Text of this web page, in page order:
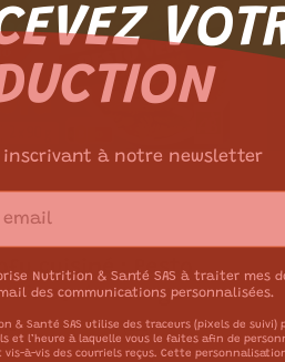
cuisiné : Pesto
de courge
(111)
inscrivant à notre newsletter
Nutrition & Santé SAS à traiter mes
des communications personnalisées.
& Santé SAS utilise des traceurs (pixels de suivi)
et l’heure à laquelle vous le faites afin de
à-vis des courriels reçus. Cette